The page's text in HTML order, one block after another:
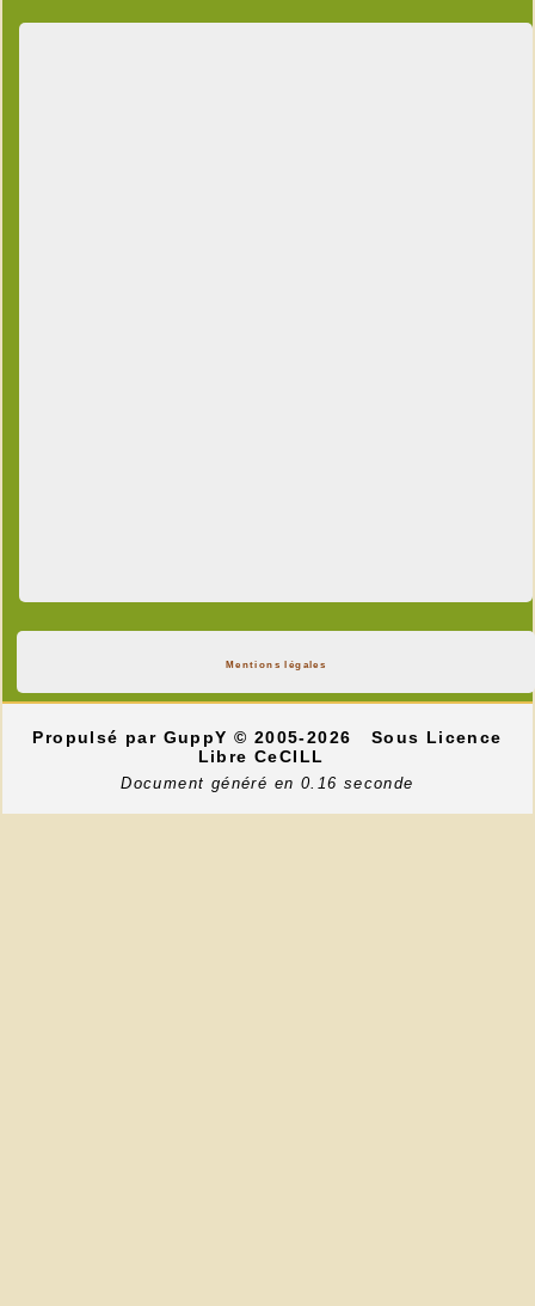
Mentions légales
Propulsé par GuppY© 2005-2026
Sous Licence
Libre CeCILL
Document généré en 0.16 seconde